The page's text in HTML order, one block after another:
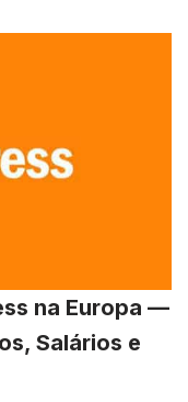
na Europa —
Salários e